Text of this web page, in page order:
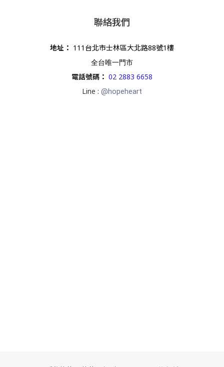
聯絡我們
地址 ： 111台北市士林區大北路88號1樓
全台唯一門市
電話號碼 ： 02 2883 6658
Line : @hopeheart